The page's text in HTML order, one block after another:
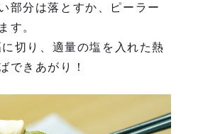
部分は落とすか、ピーラー
す。
切り、適量の塩を入れた熱
できあがり！